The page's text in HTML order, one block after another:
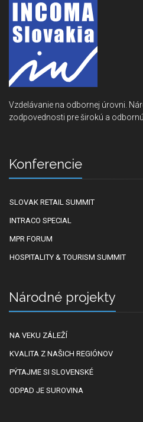
Vzdelávanie na odbornej úrovni.
zodpovednosti pre širokú a
Konferencie
SLOVAK RETAIL SUMMIT
INTRACO SPECIAL
MPR FORUM
HOSPITALITY & TOURISM SUMMIT
Národné projekty
NA VEKU ZÁLEŽÍ
KVALITA Z NAŠICH REGIÓNOV
PÝTAJME SI SLOVENSKÉ
ODPAD JE SUROVINA